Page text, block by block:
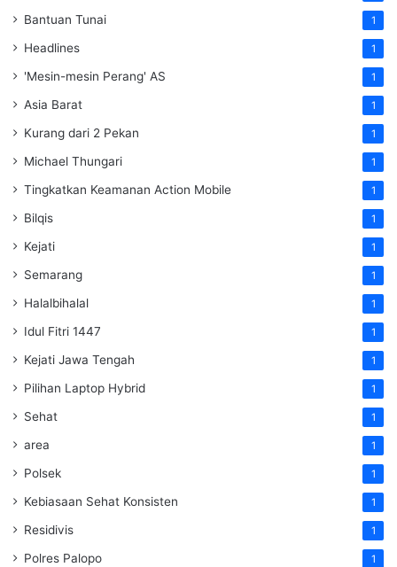
Bantuan Tunai 1
Headlines 1
'Mesin-mesin Perang' AS 1
Asia Barat 1
Kurang dari 2 Pekan 1
Michael Thungari 1
Tingkatkan Keamanan Action Mobile 1
Bilqis 1
Kejati 1
Semarang 1
Halalbihalal 1
Idul Fitri 1447 1
Kejati Jawa Tengah 1
Pilihan Laptop Hybrid 1
Sehat 1
area 1
Polsek 1
Kebiasaan Sehat Konsisten 1
Residivis 1
Polres Palopo 1